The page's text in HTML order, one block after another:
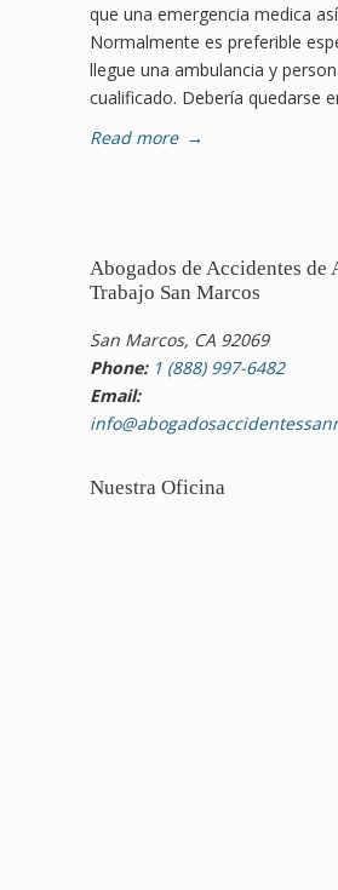
que una emergencia medica
Normalmente es preferible
llegue una ambulancia y
cualificado. Debería quedarse
Read more →
Abogados de Accidentes de
Trabajo San Marcos
San Marcos, CA 92069
Phone: 1 (888) 997-6482
Email:
Nuestra Oficina